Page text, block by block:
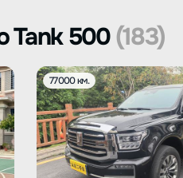
Tank 500(183)
77000 км.